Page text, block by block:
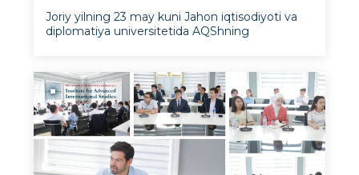
darsi bo‘lib o‘tdi
Joriy yilning 23 may kuni Jahon iqtisodiyoti va
diplomatiya universitetida AQShning
tashqi siyosatida O‘zbekistonning
o‘rni”mavzusida JIDU talabalari bilan ochiq darsi
b